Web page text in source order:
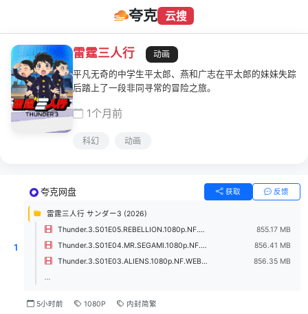
夸克 云搜
雷霆三人行
动画
平凡无奇的中学生平太郎、燕和广志在平太郎的妹妹失踪
后踏上了一段非同寻常的冒险之旅。
1个月前
科幻 动画
1
夸克网盘 获取 反馈
雷霆三人行 サンダー3 (2026)
Thunder.3.S01E05.REBELLION.1080p.NF.WEB-DL.DUAL.AAC2.0.H.264.mkv
855.17 MB
Thunder.3.S01E04.MR.SEGAMI.1080p.NF.WEB-DL.DUAL.AAC2.0.H.264.mkv
856.41 MB
Thunder.3.S01E03.ALIENS.1080p.NF.WEB-DL.DUAL.AAC2.0.H.264.mkv
856.35 MB
...
5小时前 1080P 内封简繁